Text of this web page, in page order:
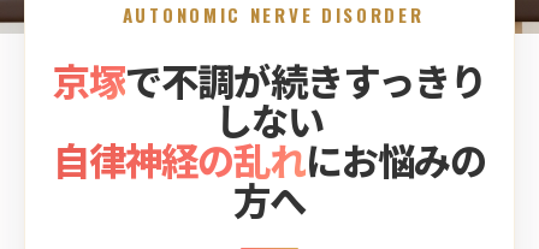
AUTONOMIC NERVE DISORDER
京塚で不調が続きすっきり
しない
自律神経の乱れにお悩みの
方へ